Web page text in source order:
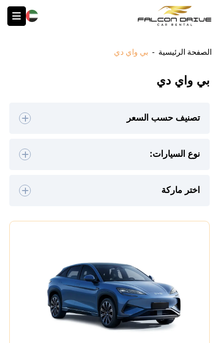
الصفحة الرئيسية - بي واي دي
بي واي دي
تصنيف حسب السعر
نوع السيارات:
هاتشباك
التوفر:
متوفرة غير متوفرة
اختر ماركة